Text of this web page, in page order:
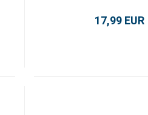
17,99 EUR